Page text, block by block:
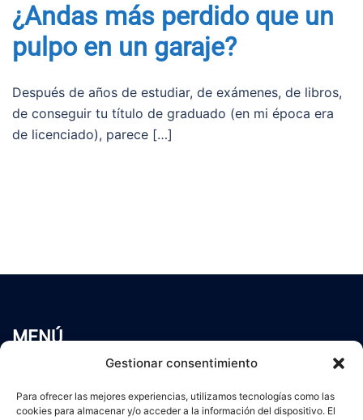
Gestionar consentimiento
Para ofrecer las mejores experiencias, utilizamos tecnologías como las
cookies para almacenar y/o acceder a la información del dispositivo. El
¿Andas más perdido que un
pulpo en un garaje?
Después de años de estudiar, de exámenes, de libros,
de conseguir tu título de graduado (en mi época era
de licenciado), parece […]
MENÚ
Servicios